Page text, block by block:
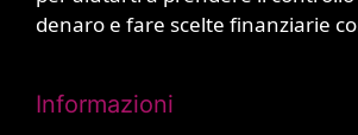
denaro e fare scelte finanziarie
Informazioni